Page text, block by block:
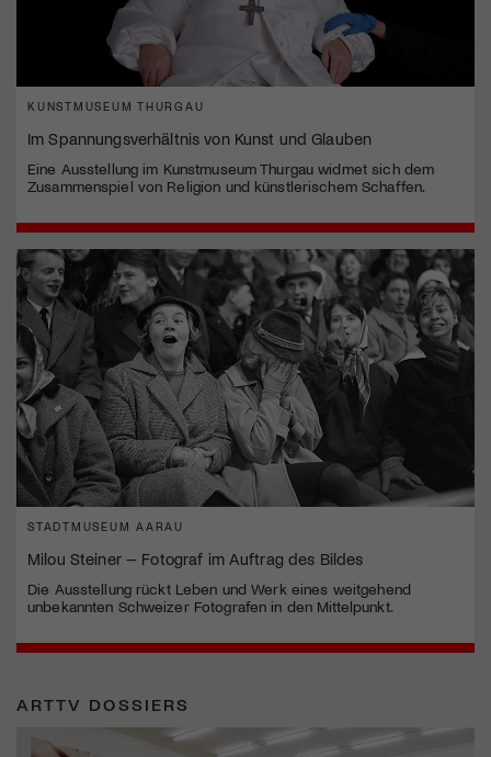
KUNSTMUSEUM THURGAU
Im Spannungsverhältnis von Kunst und Glauben
Eine Ausstellung im Kunstmuseum Thurgau widmet sich dem
Zusammenspiel von Religion und künstlerischem Schaffen.
STADTMUSEUM AARAU
Milou Steiner – Fotograf im Auftrag des Bildes
Die Ausstellung rückt Leben und Werk eines weitgehend
unbekannten Schweizer Fotografen in den Mittelpunkt.
ARTTV DOSSIERS